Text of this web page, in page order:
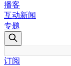
播客
互动新闻
专题
订阅